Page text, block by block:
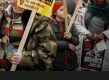
w Londynie. Fot. Alisdare